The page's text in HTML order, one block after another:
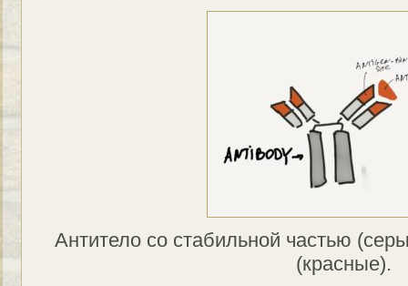
Антитело со стабильной частью
(красные).